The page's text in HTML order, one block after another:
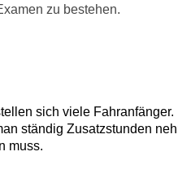
zu bestehen.
sich viele Fahranfänger.
ständig Zusatzstunden
muss.